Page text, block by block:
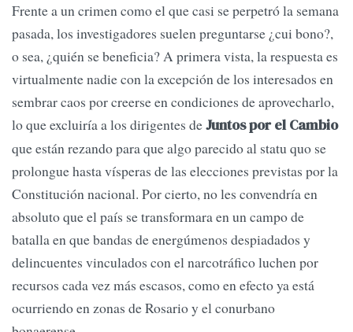
Frente a un crimen como el que casi se perpetró la semana
pasada, los investigadores suelen preguntarse ¿cui bono?,
o sea, ¿quién se beneficia? A primera vista, la respuesta es
virtualmente nadie con la excepción de los interesados en
sembrar caos por creerse en condiciones de aprovecharlo,
lo que excluiría a los dirigentes deJuntos por el Cambio
que están rezando para que algo parecido al statu quo se
prolongue hasta vísperas de las elecciones previstas por la
Constitución nacional. Por cierto, no les convendría en
absoluto que el país se transformara en un campo de
batalla en que bandas de energúmenos despiadados y
delincuentes vinculados con el narcotráfico luchen por
recursos cada vez más escasos, como en efecto ya está
ocurriendo en zonas de Rosario y el conurbano